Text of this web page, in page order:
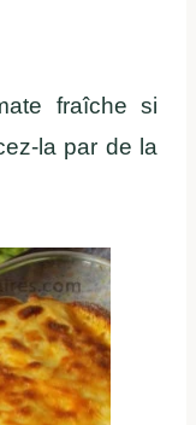
fraîche si
la par de la